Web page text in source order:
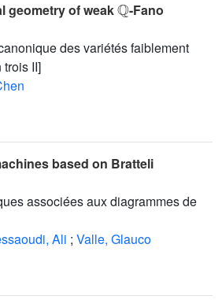
geometry of weak
-Fano
des variétés faiblement
II]
based on Bratteli
associées aux diagrammes de
Ali ; Valle, Glauco